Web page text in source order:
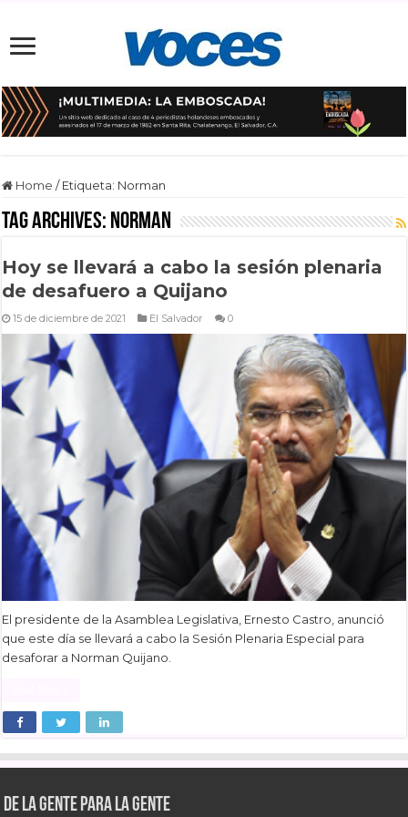
Home / Etiqueta: Norman
Tag Archives: Norman
Hoy se llevará a cabo la sesión plenaria
de desafuero a Quijano
15 de diciembre de 2021 El Salvador 0
El presidente de la Asamblea Legislativa, Ernesto Castro, anunció
que este día se llevará a cabo la Sesión Plenaria Especial para
desaforar a Norman Quijano.
De la gente para la gente